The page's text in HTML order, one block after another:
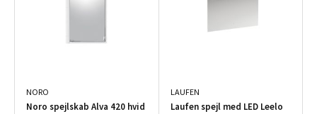
NORO
Noro spejlskab Alva 420 hvid
LAUFEN
Laufen spejl med LED Leelo